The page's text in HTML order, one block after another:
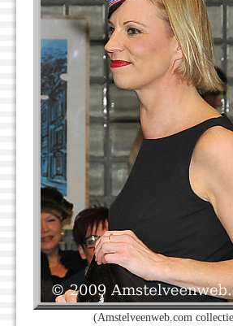
(Amstelveenweb.com